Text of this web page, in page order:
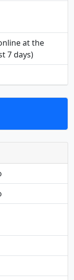
at the
7 days)